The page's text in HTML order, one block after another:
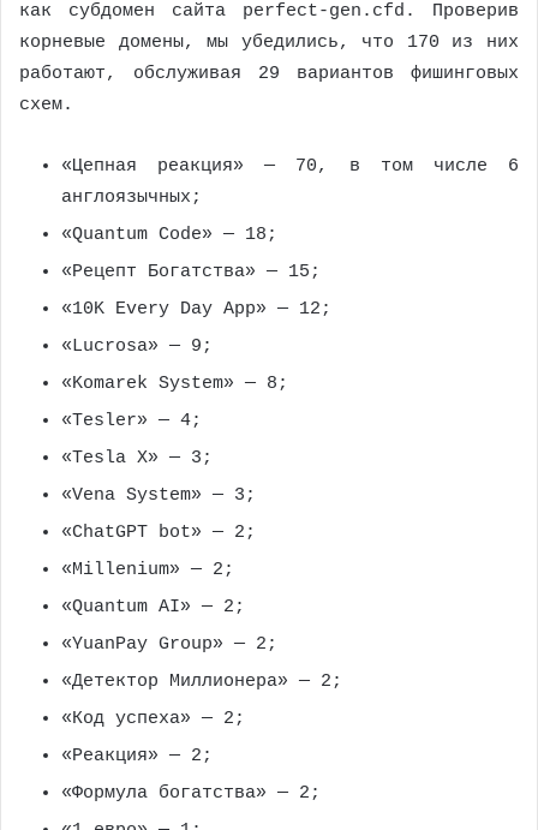
как субдомен сайта perfect-gen.cfd. Проверив
корневые домены, мы убедились, что 170 из них
работают, обслуживая 29 вариантов фишинговых
схем.
«Цепная реакция» — 70, в том числе 6
англоязычных;
«Quantum Code» — 18;
«Рецепт Богатства» — 15;
«10K Every Day App» — 12;
«Lucrosa» — 9;
«Komarek System» — 8;
«Tesler» — 4;
«Tesla X» — 3;
«Vena System» — 3;
«ChatGPT bot» — 2;
«Millenium» — 2;
«Quantum AI» — 2;
«YuanPay Group» — 2;
«Детектор Миллионера» — 2;
«Код успеха» — 2;
«Реакция» — 2;
«Формула богатства» — 2;